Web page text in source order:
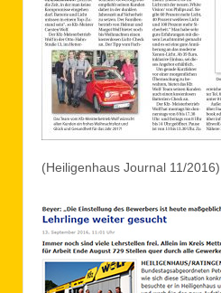
(Heiligenhaus Journal 11/2016)